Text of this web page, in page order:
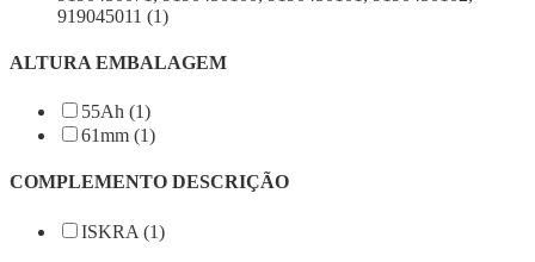
919045011 (1)
ALTURA EMBALAGEM
55Ah (1)
61mm (1)
COMPLEMENTO DESCRIÇÃO
ISKRA (1)